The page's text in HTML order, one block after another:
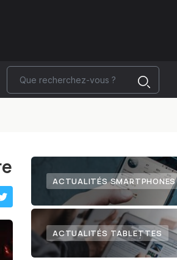
ACTUALITÉS SMARTPHONES
ACTUALITÉS TABLETTES